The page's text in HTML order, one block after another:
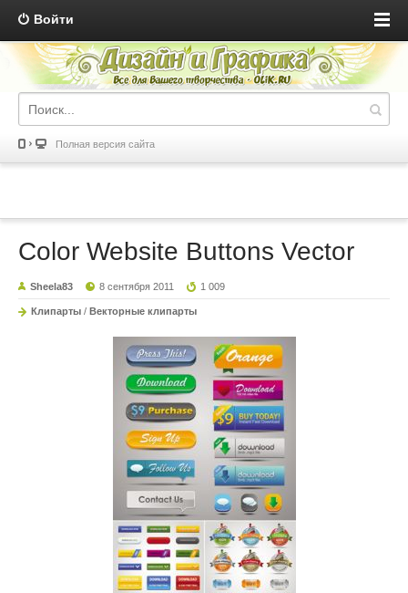
Войти
Полная версия сайта
Color Website Buttons Vector
Sheela83 8 сентября 2011 1 009
Клипарты / Векторные клипарты